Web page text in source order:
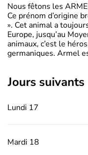
Nous fêtons les
Ce prénom d’origine
». Cet animal a
Europe, jusqu’au
animaux, c’est le
germaniques. Armel
jours suivants
Lundi 17
Mardi 18